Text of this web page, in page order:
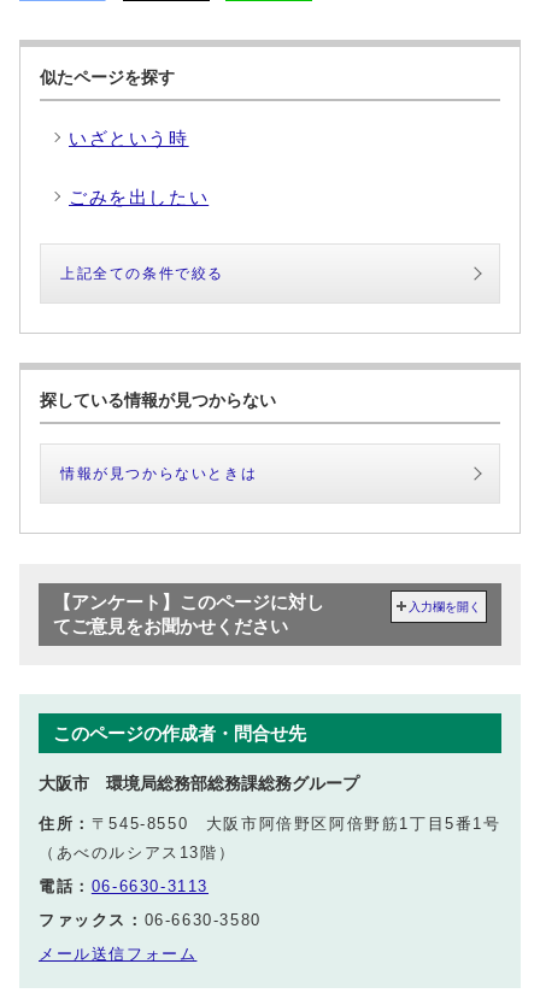
似たページを探す
いざという時
ごみを出したい
上記全ての条件で絞る
探している情報が見つからない
情報が見つからないときは
【アンケート】このページに対し
てご意見をお聞かせください
入力欄を開く
このページの作成者・問合せ先
大阪市 環境局総務部総務課総務グループ
住所： 〒545-8550 大阪市阿倍野区阿倍野筋1丁目5番1号
（あべのルシアス13階）
電話： 06-6630-3113
ファックス： 06-6630-3580
メール送信フォーム